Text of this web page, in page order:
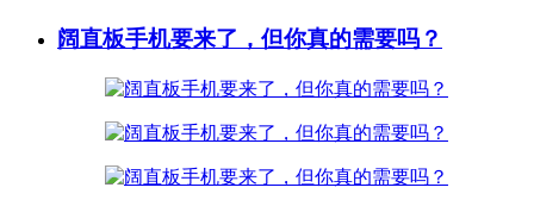
阔直板手机要来了，但你真的需要吗？